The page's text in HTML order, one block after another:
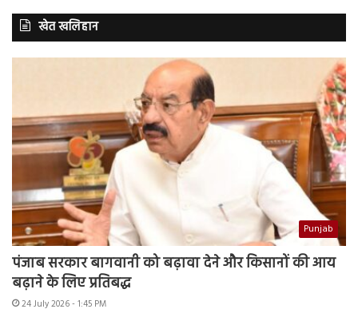
खेत खलिहान
Punjab
पंजाब सरकार बागवानी को बढ़ावा देने और किसानों की आय
बढ़ाने के लिए प्रतिबद्ध
24 July 2026 - 1:45 PM